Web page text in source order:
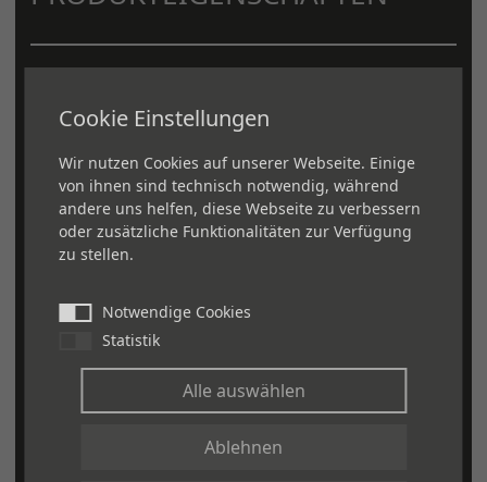
Werkseitig versiegelt
Umweltfreundlich
Rutschfest
Stoßdämpfend
Gute Trittschallwerte
gegen Kratzer, Druckstellen und
Flecken)
Extreme Langlebigkeit
Einfach zu installieren und zu
Cookie Einstellungen
Wir nutzen Cookies auf unserer Webseite. Einige
von ihnen sind technisch notwendig, während
andere uns helfen, diese Webseite zu verbessern
oder zusätzliche Funktionalitäten zur Verfügung
zu stellen.
Notwendige Cookies
Statistik
Alle auswählen
Ablehnen